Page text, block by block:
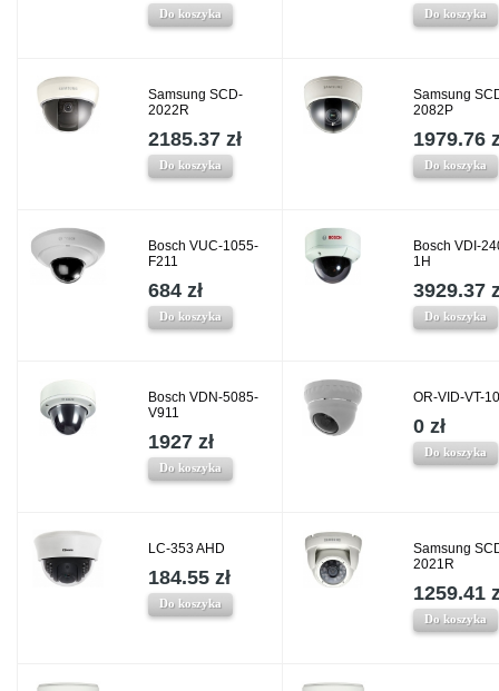
Do koszyka Do koszyka
Samsung SCD-
2022R
2185.37 zł
Do koszyka
Samsung
2082P
1979.76
Do koszyka
Bosch VUC-1055-
F211
684 zł
Do koszyka
Bosch VDI-
1H
3929.37
Do koszyka
Bosch VDN-5085-
V911
1927 zł
Do koszyka
OR-VID-VT-
0 zł
Do koszyka
LC-353 AHD
184.55 zł
Do koszyka
Samsung
2021R
1259.41
Do koszyka